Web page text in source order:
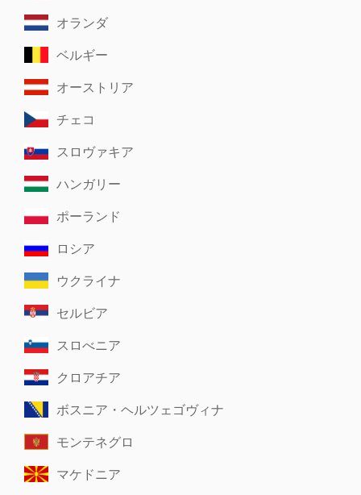
オランダ
ベルギー
オーストリア
チェコ
スロヴァキア
ハンガリー
ポーランド
ロシア
ウクライナ
セルビア
スロべニア
クロアチア
ボスニア・ヘルツェゴヴィナ
モンテネグロ
マケドニア